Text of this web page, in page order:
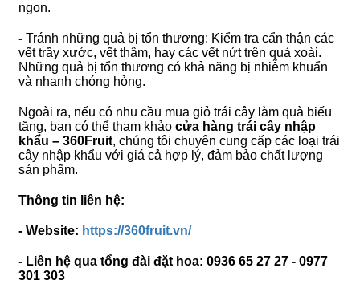
ngon.
- Tránh những quả bị tổn thương: Kiểm tra cẩn thận các
vết trầy xước, vết thâm, hay các vết nứt trên quả xoài.
Những quả bị tổn thương có khả năng bị nhiễm khuẩn
và nhanh chóng hỏng.
Ngoài ra, nếu có nhu cầu mua giỏ trái cây làm quà biếu
tặng, bạn có thể tham khảo cửa hàng trái cây nhập
khẩu – 360Fruit, chúng tôi chuyên cung cấp các loại trái
cây nhập khẩu với giá cả hợp lý, đảm bảo chất lượng
sản phẩm.
Thông tin liên hệ:
- Website: https://360fruit.vn/
- Liên hệ qua tổng đài đặt hoa: 0936 65 27 27 - 0977
301 303